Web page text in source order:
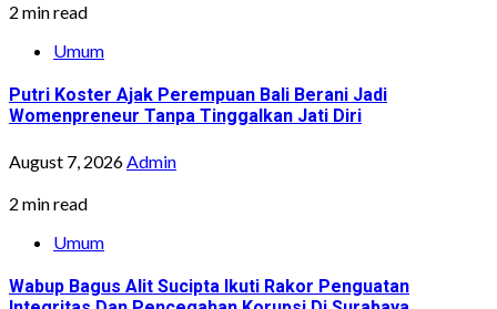
2 min read
Umum
Putri Koster Ajak Perempuan Bali Berani Jadi
Womenpreneur Tanpa Tinggalkan Jati Diri
August 7, 2026 Admin
2 min read
Umum
Wabup Bagus Alit Sucipta Ikuti Rakor Penguatan